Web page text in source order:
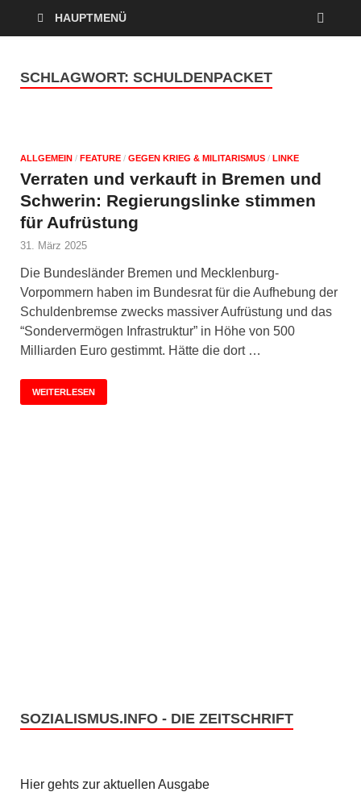
HAUPTMENÜ
SCHLAGWORT: SCHULDENPACKET
ALLGEMEIN / FEATURE / GEGEN KRIEG & MILITARISMUS / LINKE
Verraten und verkauft in Bremen und
Schwerin: Regierungslinke stimmen
für Aufrüstung
31. März 2025
Die Bundesländer Bremen und Mecklenburg-
Vorpommern haben im Bundesrat für die Aufhebung der
Schuldenbremse zwecks massiver Aufrüstung und das
“Sondervermögen Infrastruktur” in Höhe von 500
Milliarden Euro gestimmt. Hätte die dort …
WEITERLESEN
SOZIALISMUS.INFO - DIE ZEITSCHRIFT
Hier gehts zur aktuellen Ausgabe